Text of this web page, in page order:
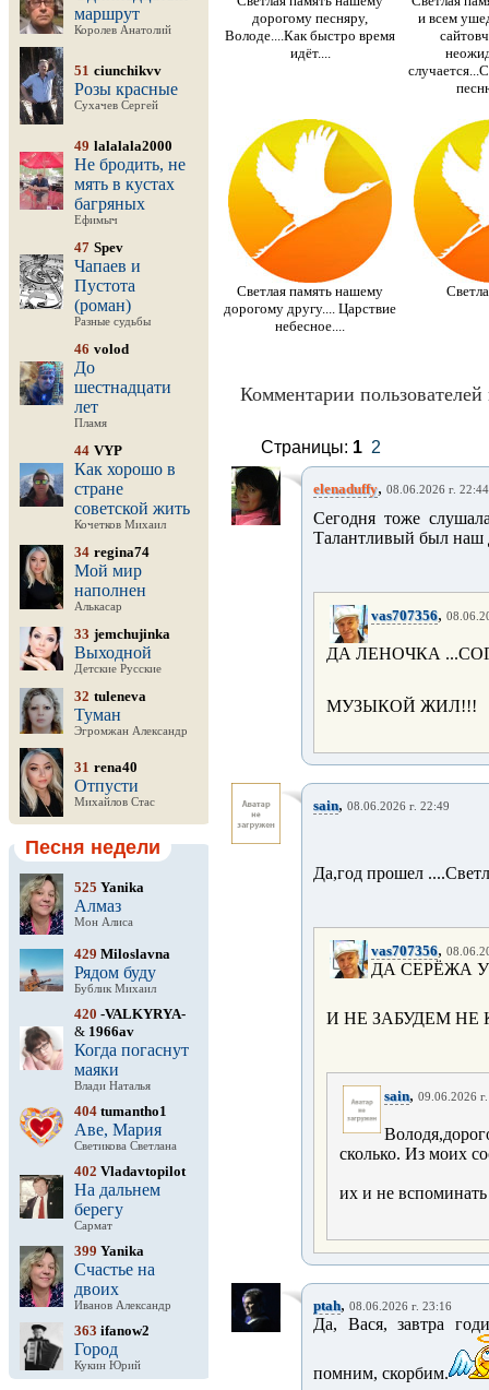
маршрут
Королев Анатолий
51 ciunchikvv
Розы красные
Сухачев Сергей
49 lalalala2000
Не бродить, не
мять в кустах
багряных
Ефимыч
47 Spev
Чапаев и
Пустота
(роман)
Разные судьбы
46 volod
До
шестнадцати
лет
Пламя
44 VYP
Как хорошо в
стране
советской жить
Кочетков Михаил
34 regina74
Мой мир
наполнен
Алькасар
33 jemchujinka
Выходной
Детские Русские
32 tuleneva
Туман
Эгромжан Александр
31 rena40
Отпусти
Михайлов Стас
Песня недели
525 Yanika
Алмаз
Мон Алиса
429 Miloslavna
Рядом буду
Бублик Михаил
420 -VALKYRYA-
& 1966av
Когда погаснут
маяки
Влади Наталья
404 tumantho1
Аве, Мария
Светикова Светлана
402 Vladavtopilot
На дальнем
берегу
Сармат
399 Yanika
Счастье на
двоих
Иванов Александр
363 ifanow2
Город
Кукин Юрий
дорогому песняру,
Володе....Как быстро время
идёт....
и всем
Светлая память нашему
дорогому другу.... Царствие
небесное....
Комментарии пользователей
Страницы: 1 2
elenaduffy, 08.06.2026 г. 22:44
Сегодня тоже
Талантливый был наш
vas707356,
ДА ЛЕНОЧКА
МУЗЫКОЙ ЖИЛ!!!
sain, 08.06.2026 г. 22:49
Да,год прошел
vas707356,
ДА СЕРЁЖА
И НЕ ЗАБУДЕМ НЕ
sain, 09.06.2026
сколько. Из моих
их и не
ptah, 08.06.2026 г. 23:16
Да, Вася, завтра
помним, скорбим.